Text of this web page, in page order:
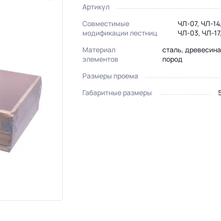
Артикул
Совместимые
модификации лестниц
ЧЛ-07, ЧЛ-
ЧЛ-03, ЧЛ-
Материал
элементов
сталь,
пород
Размеры проема
Габаритные размеры